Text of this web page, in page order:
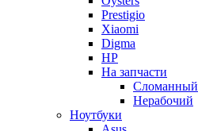
Prestigio
Xiaomi
Digma
HP
На запчасти
Сломанный
Нерабочий
Ноутбуки